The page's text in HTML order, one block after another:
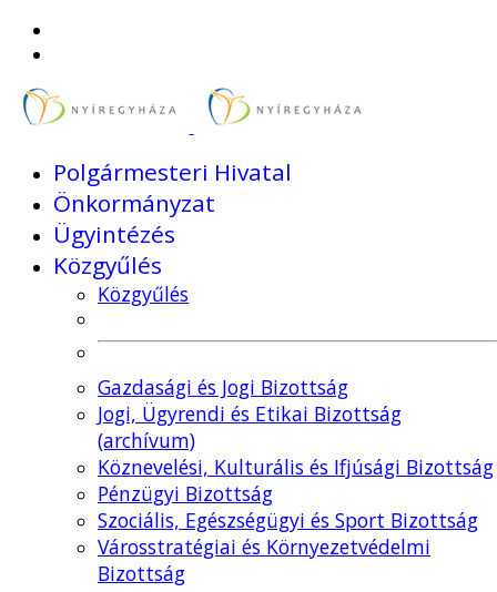
Polgármesteri Hivatal
Önkormányzat
Ügyintézés
Közgyűlés
Közgyűlés
Gazdasági és Jogi Bizottság
Jogi, Ügyrendi és Etikai Bizottság
(archívum)
Köznevelési, Kulturális és Ifjúsági Bizottság
Pénzügyi Bizottság
Szociális, Egészségügyi és Sport Bizottság
Városstratégiai és Környezetvédelmi
Bizottság